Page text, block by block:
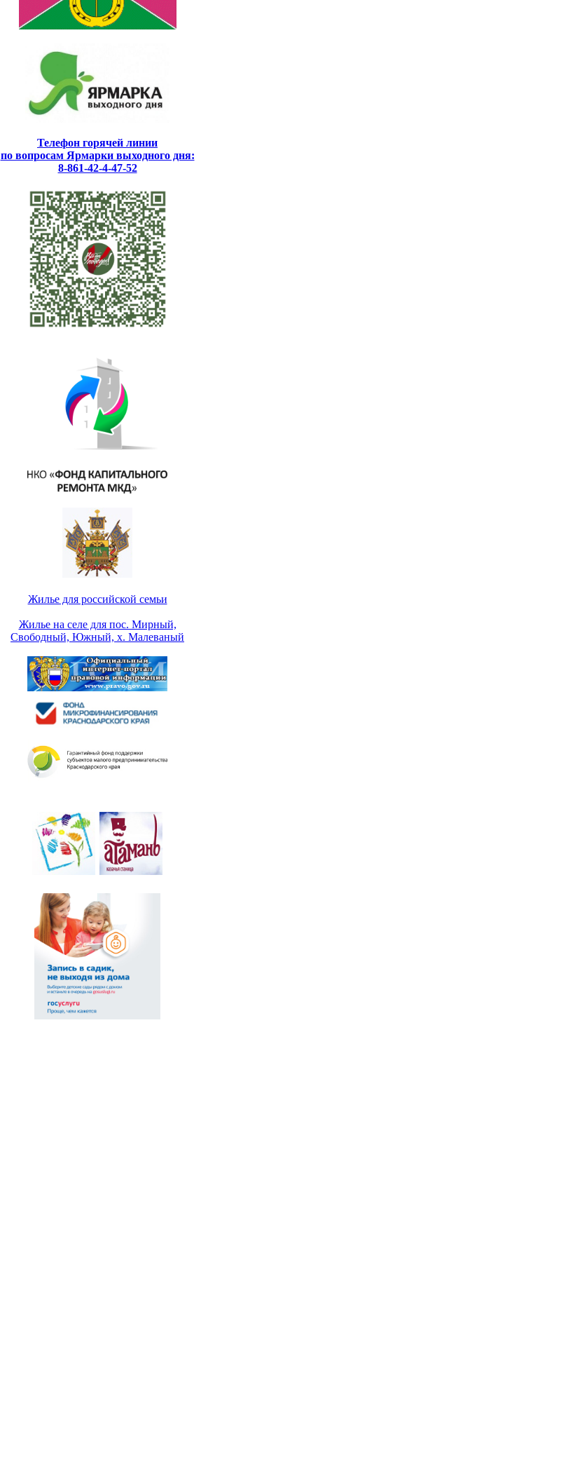
Телефон горячей линии
по вопросам Ярмарки выходного дня:
8-861-42-4-47-52
Жилье для российской семьи
Жилье на селе для пос. Мирный,
Свободный, Южный, х. Малеваный